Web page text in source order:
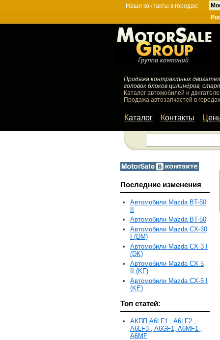
Наши контакты в городах:
Продажа контрактных
головок блоков цилиндров,
Каталог автомобилей и
Продажа автозапчастей в
Каталог Контакты
Последние изменения
Автомобили Mazda BT-50
Автомобили Mazda BT-50
Автомобили Mazda CX-30
I (DM)
Автомобили Mazda CX-3 I
(DK)
Автомобили Mazda CX-5
II (KF)
Автомобили Mazda CX-5 I
(KE)
Топ статей:
АКПП A6LF1 , A6LF2 ,
A6LF3 , A6GF1, A6MF1 ,
A6MF